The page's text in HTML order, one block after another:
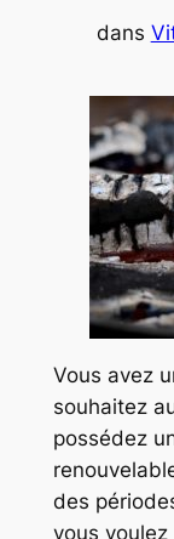
dans
Vous avez
souhaitez
possédez
des
vous